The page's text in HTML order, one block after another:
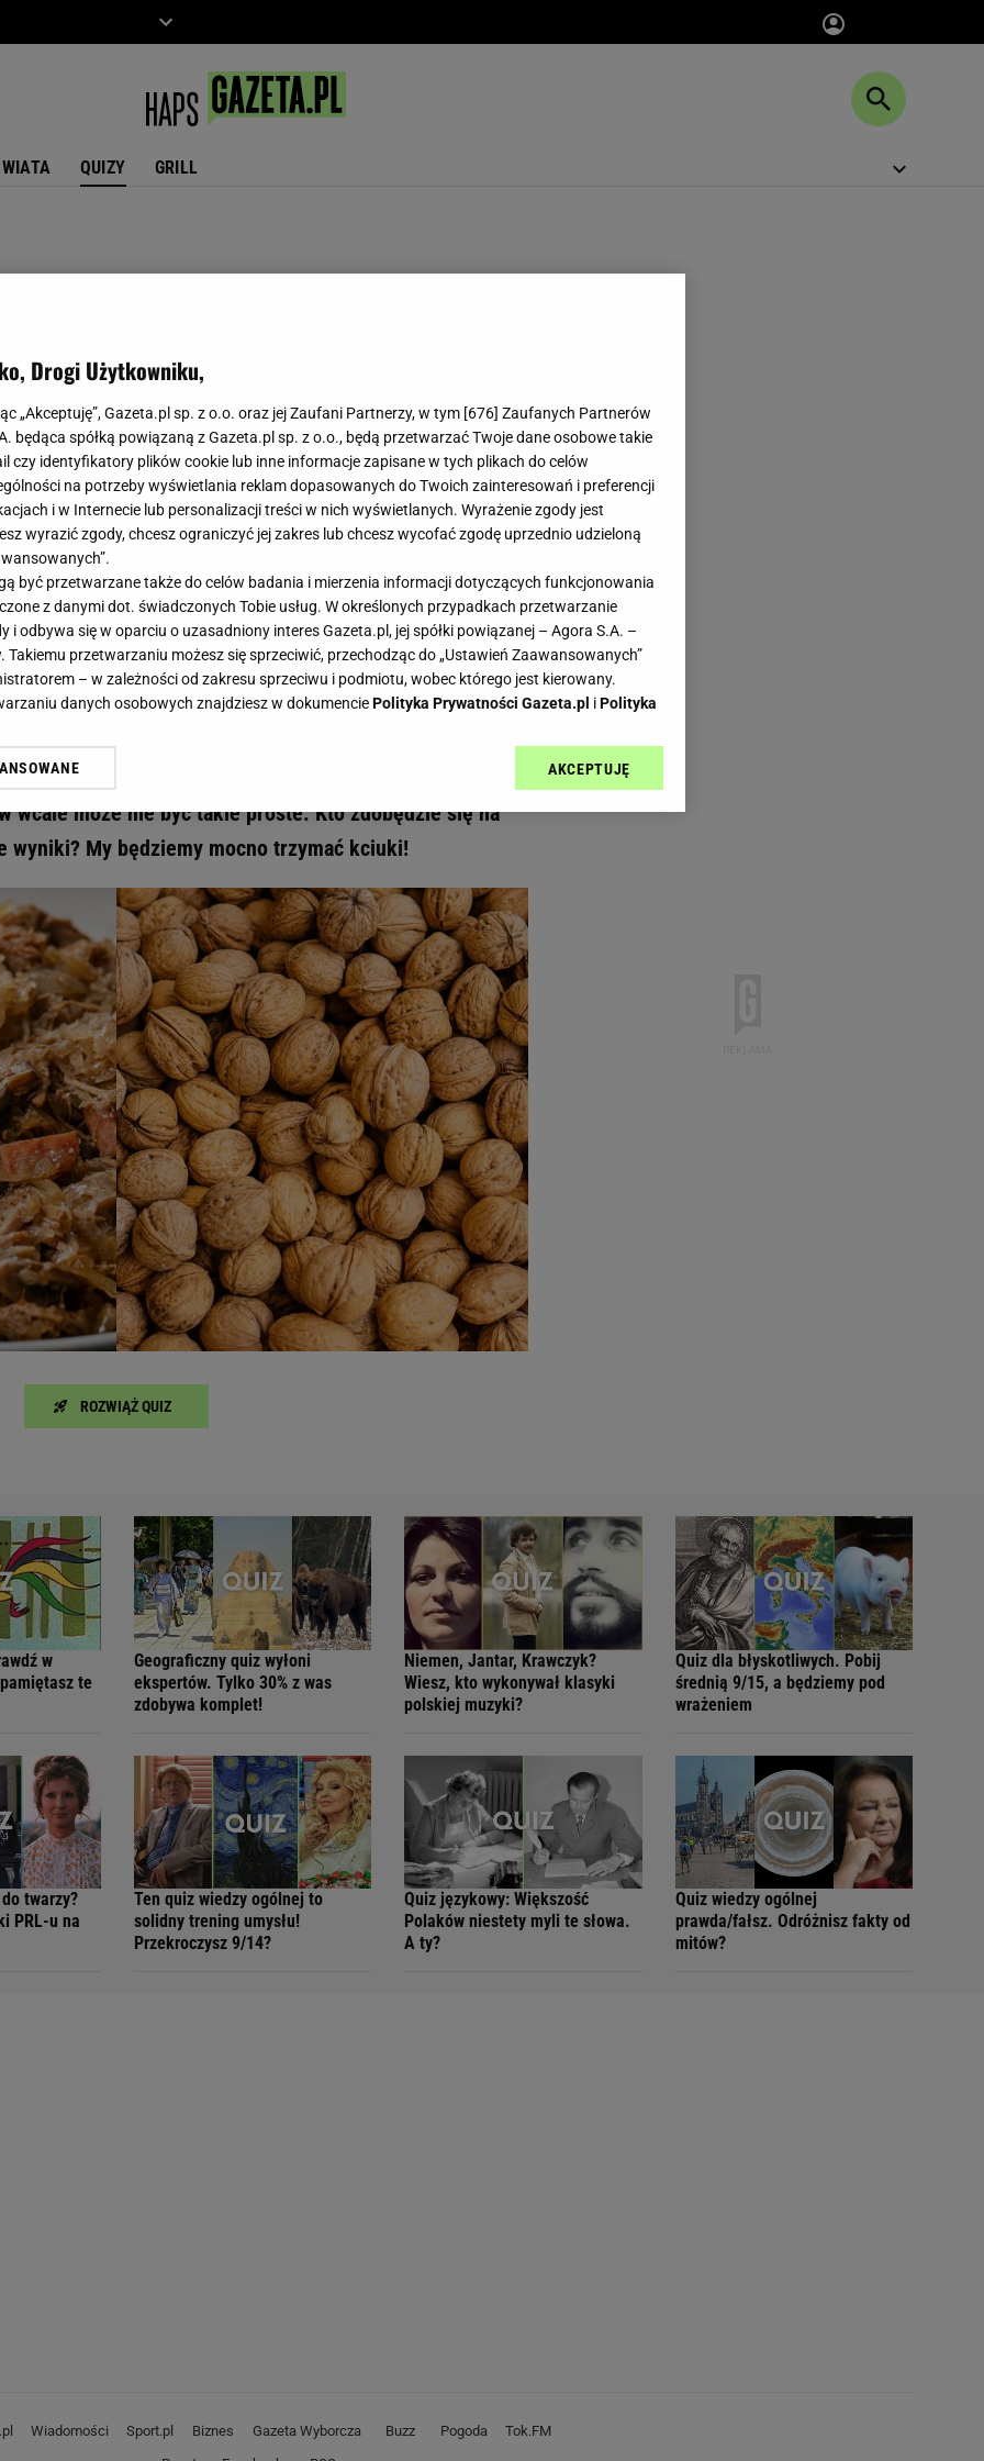
QUIZY GRILL
chyba każdy, a ty? Czy jesteś w stanie zdobyć tutaj okrągłe 13/13? - Gazeta.pl I Haps.pl
zna chyba każdy, a ty? Czy jesteś
13/13?
minimum raz w swoim życiu. Niemniej jednak,
wcale może nie być takie proste. Kto zdobędzie się na
wyniki? My będziemy mocno trzymać kciuki!
ROZWIĄŻ QUIZ
w
te
Geograficzny quiz wyłoni
ekspertów. Tylko 30% z was
zdobywa komplet!
Niemen, Jantar, Krawczyk?
Wiesz, kto wykonywał klasyki
polskiej muzyki?
Quiz dla błyskotliwych. Pobij
średnią 9/15, a będziemy pod
wrażeniem
twarzy?
PRL-u na
Ten quiz wiedzy ogólnej to
solidny trening umysłu!
Przekroczysz 9/14?
Quiz językowy: Większość
Polaków niestety myli te słowa.
A ty?
Quiz wiedzy ogólnej
prawda/fałsz. Odróżnisz fakty od
mitów?
Wiadomości Sport.pl Biznes Gazeta Wyborcza Buzz Pogoda
Tok.FM
Drogi Użytkowniku,
„Akceptuję”, Gazeta.pl sp. z o.o. oraz jej Zaufani Partnerzy, w tym [676] Zaufanych Partnerów
będąca spółką powiązaną z Gazeta.pl sp. z o.o., będą przetwarzać Twoje dane osobowe takie
czy identyfikatory plików cookie lub inne informacje zapisane w tych plikach do celów
na potrzeby wyświetlania reklam dopasowanych do Twoich zainteresowań i preferencji
i w Internecie lub personalizacji treści w nich wyświetlanych. Wyrażenie zgody jest
wyrazić zgody, chcesz ograniczyć jej zakres lub chcesz wycofać zgodę uprzednio udzieloną
być przetwarzane także do celów badania i mierzenia informacji dotyczących funkcjonowania
z danymi dot. świadczonych Tobie usług. W określonych przypadkach przetwarzanie
i odbywa się w oparciu o uzasadniony interes Gazeta.pl, jej spółki powiązanej – Agora S.A. –
Takiemu przetwarzaniu możesz się sprzeciwić, przechodząc do „Ustawień Zaawansowanych”
– w zależności od zakresu sprzeciwu i podmiotu, wobec którego jest kierowany.
danych osobowych znajdziesz w dokumenciePolityka Prywatności Gazeta.pl iPolityka
też zgodę na zainstalowanie i przechowywanie plików cookie Gazeta.pl sp. z o.o., jej
narzędzie do zarządzania twoimi preferencjami dot. przetwarzania danych poprzez
” w stopce serwisu i przechodząc do „Ustawień Zaawansowanych”. Zmiana ustawień
i Agora S.A. możemy przetwarzać dane osobowe w następujących celach:
geolokalizacyjnych. Aktywne skanowanie charakterystyki urządzenia do celów identyfikacji.
na urządzeniu lub dostęp do nich. Spersonalizowane reklamy i treści, pomiar reklam i treści,
usług.Lista Zaufanych Partnerów
AKCEPTUJĘ